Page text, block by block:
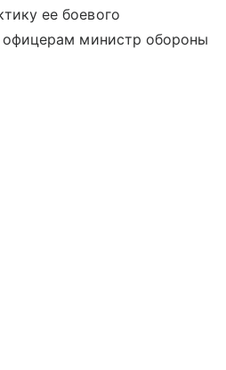
ее боевого
офицерам министр обороны